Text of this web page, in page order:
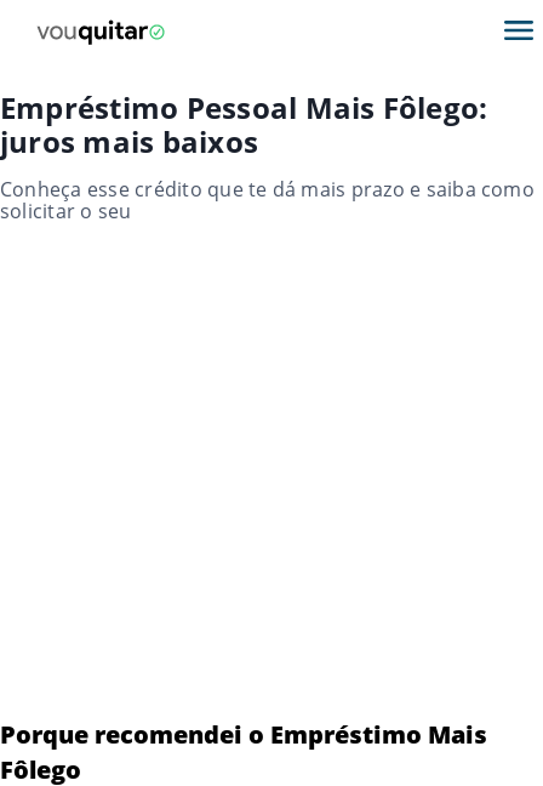
Empréstimo Pessoal Mais Fôlego:
juros mais baixos
Conheça esse crédito que te dá mais prazo e saiba como
solicitar o seu
Porque recomendei o Empréstimo Mais
Fôlego